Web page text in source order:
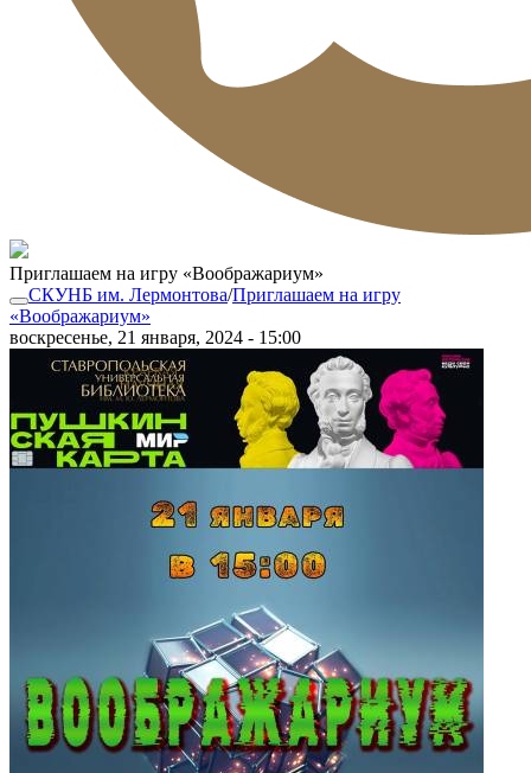
Приглашаем на игру «Воображариум»
СКУНБ им. Лермонтова/Приглашаем на игру
«Воображариум»
воскресенье, 21 января, 2024 - 15:00